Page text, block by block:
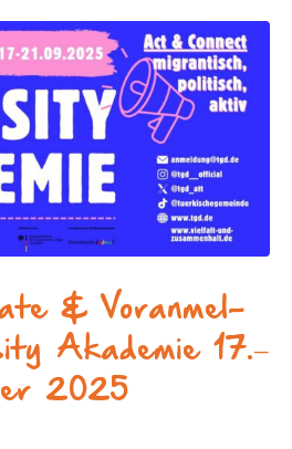
& Voranmel­
Akade­mie 17.–
2025